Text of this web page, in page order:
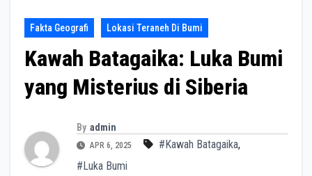
Fakta Geografi Lokasi Teraneh Di Bumi
Kawah Batagaika: Luka Bumi
yang Misterius di Siberia
By admin
APR 6, 2025 #Kawah Batagaika,
#Luka Bumi